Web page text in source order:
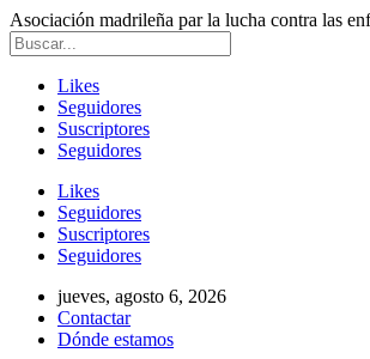
Asociación madrileña par la lucha contra las
Likes
Seguidores
Suscriptores
Seguidores
Likes
Seguidores
Suscriptores
Seguidores
jueves, agosto 6, 2026
Contactar
Dónde estamos